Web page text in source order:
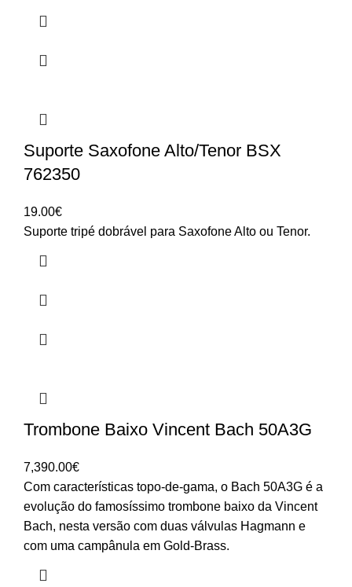
Suporte Saxofone Alto/Tenor BSX
762350
19.00€
Suporte tripé dobrável para Saxofone Alto ou Tenor.
Trombone Baixo Vincent Bach 50A3G
7,390.00€
Com características topo-de-gama, o Bach 50A3G é a
evolução do famosíssimo trombone baixo da Vincent
Bach, nesta versão com duas válvulas Hagmann e
com uma campânula em Gold-Brass.